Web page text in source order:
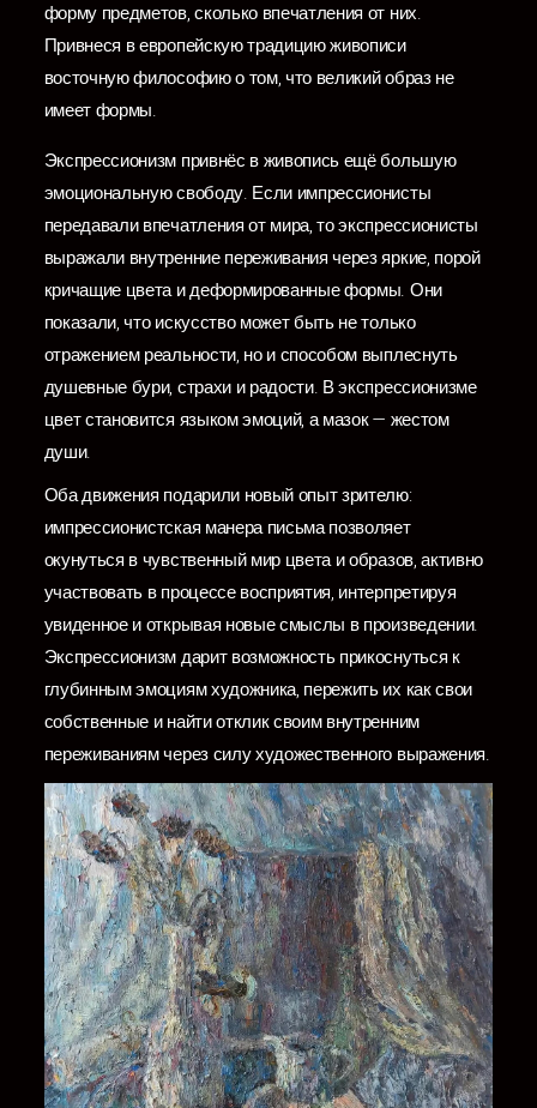
форму предметов, сколько впечатления от них.
Привнеся в европейскую традицию живописи
восточную философию о том, что великий образ не
имеет формы.
Экспрессионизм привнёс в живопись ещё большую
эмоциональную свободу. Если импрессионисты
передавали впечатления от мира, то экспрессионисты
выражали внутренние переживания через яркие, порой
кричащие цвета и деформированные формы. Они
показали, что искусство может быть не только
отражением реальности, но и способом выплеснуть
душевные бури, страхи и радости. В экспрессионизме
цвет становится языком эмоций, а мазок — жестом
души.
Оба движения подарили новый опыт зрителю:
импрессионистская манера письма позволяет
окунуться в чувственный мир цвета и образов, активно
участвовать в процессе восприятия, интерпретируя
увиденное и открывая новые смыслы в произведении.
Экспрессионизм дарит возможность прикоснуться к
глубинным эмоциям художника, пережить их как свои
собственные и найти отклик своим внутренним
переживаниям через силу художественного выражения.